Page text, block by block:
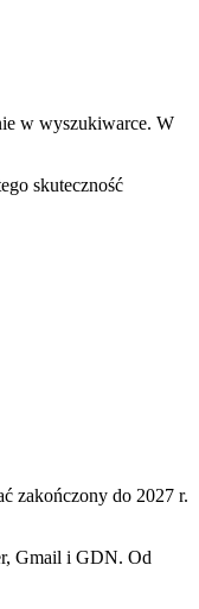
w wyszukiwarce. W
skuteczność
zakończony do 2027 r.
Gmail i GDN. Od